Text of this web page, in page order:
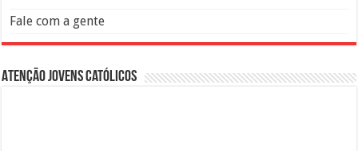
Fale com a gente
Atenção Jovens Católicos